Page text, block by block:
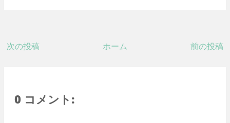
次の投稿 前の投稿
ホーム
0 コメント: